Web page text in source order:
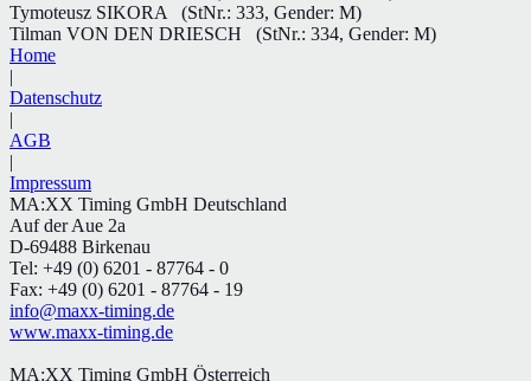
Tymoteusz SIKORA
(StNr.: 333, Gender: M)
Tilman VON DEN DRIESCH
(StNr.: 334, Gender: M)
Home
|
Datenschutz
|
AGB
|
Impressum
MA:XX Timing GmbH Deutschland
Auf der Aue 2a
D-69488 Birkenau
Tel: +49 (0) 6201 - 87764 - 0
Fax: +49 (0) 6201 - 87764 - 19
info@maxx-timing.de
www.maxx-timing.de
MA:XX Timing GmbH Österreich